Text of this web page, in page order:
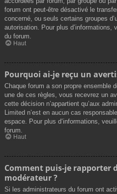
forum ont peut-être désactivé le
concerné, ou seuls certains groupes
autorisation. Pour plus d’informations,
du forum.
Haut
Pourquoi ai-je reçu un
Chaque forum a son propre ensemble
une de ces règles, vous recevrez un
cette décision n’appartient qu’aux
Limited n’est en aucun cas
espace. Pour plus d’informations,
forum.
Haut
Comment puis-je rapporter
modérateur ?
Si les administrateurs du forum ont